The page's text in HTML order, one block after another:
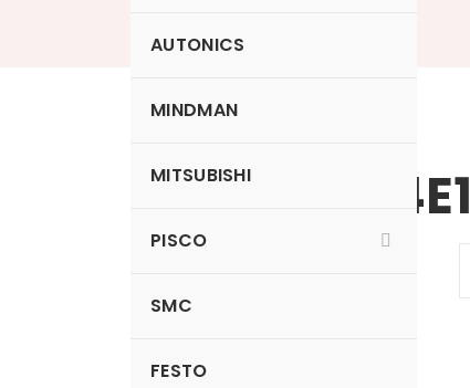
AUTONICS
MINDMAN
MITSUBISHI
PISCO
SMC
FESTO
MVSY100-4E1